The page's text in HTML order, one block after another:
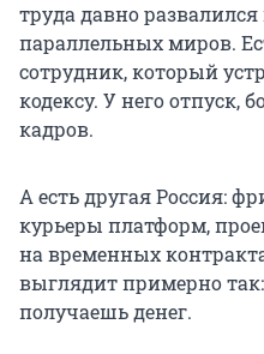
труда давно развалился
параллельных миров.
сотрудник, который
кодексу. У него отпуск,
кадров.
А есть другая Россия:
курьеры платформ,
на временных
выглядит примерно
получаешь денег.